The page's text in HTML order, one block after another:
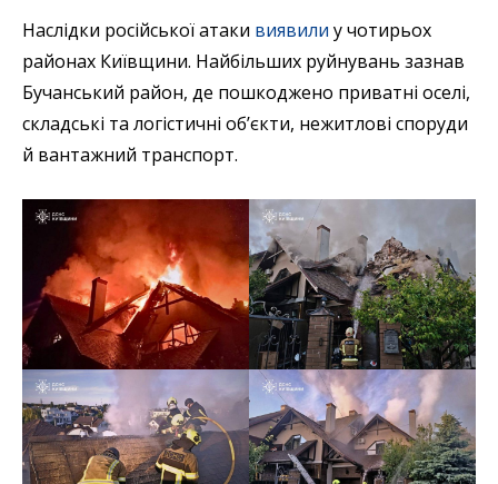
Наслідки російської атаки виявили у чотирьох
районах Київщини. Найбільших руйнувань зазнав
Бучанський район, де пошкоджено приватні оселі,
складські та логістичні об’єкти, нежитлові споруди
й вантажний транспорт.